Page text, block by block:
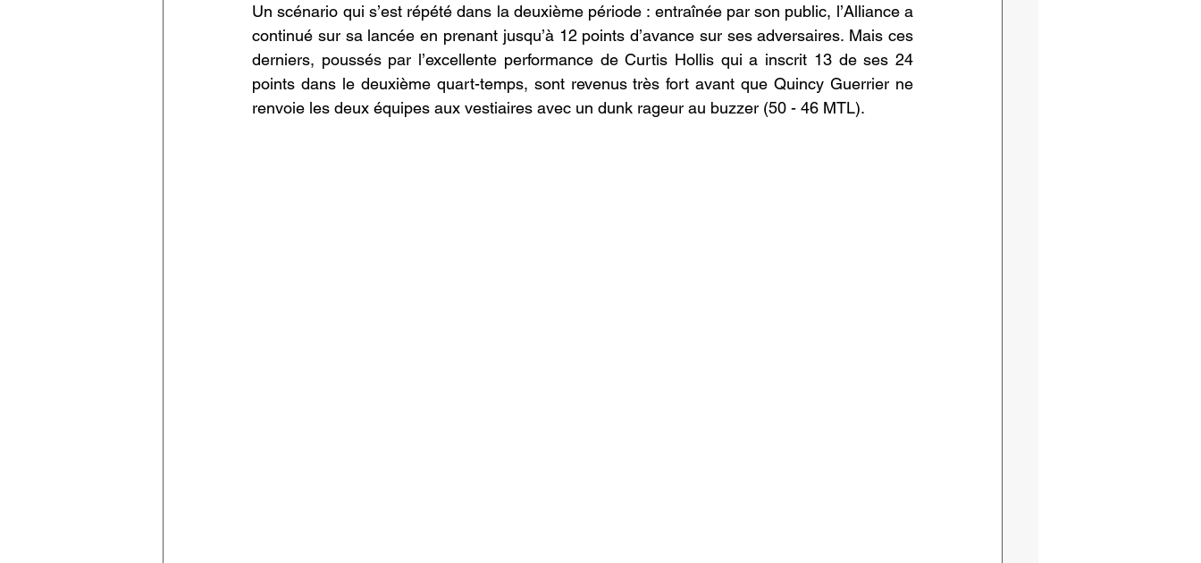
Un scénario qui s’est répété dans la deuxième période : entraînée par son public, l’Alliance a
continué sur sa lancée en prenant jusqu’à 12 points d’avance sur ses adversaires. Mais ces
derniers, poussés par l’excellente performance de Curtis Hollis qui a inscrit 13 de ses 24
points dans le deuxième quart-temps, sont revenus très fort avant que Quincy Guerrier ne
renvoie les deux équipes aux vestiaires avec un dunk rageur au buzzer (50 - 46 MTL).